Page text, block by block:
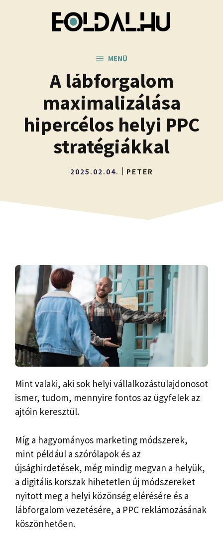
MENÜ
A lábforgalom
maximalizálása
hipercélos helyi PPC
stratégiákkal
2025.02.04. PETER
Mint valaki, aki sok helyi vállalkozástulajdonosot
ismer, tudom, mennyire fontos az ügyfelek az
ajtóin keresztül.
Míg a hagyományos marketing módszerek,
mint például a szórólapok és az
újsághirdetések, még mindig megvan a helyük,
a digitális korszak hihetetlen új módszereket
nyitott meg a helyi közönség elérésére és a
lábforgalom vezetésére, a PPC reklámozásának
köszönhetően.